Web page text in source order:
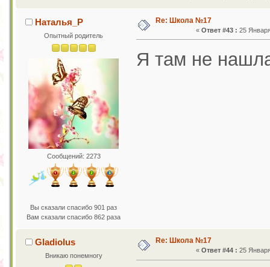
Наталья_Р
Опытный родитель
Сообщений: 2273
Вы сказали спасибо 901 раз
Вам сказали спасибо 862 раза
Re: Школа №17
« Ответ #43 : 25
Я там не
Gladiolus
Вникаю понемногу
Re: Школа №17
« Ответ #44 : 25